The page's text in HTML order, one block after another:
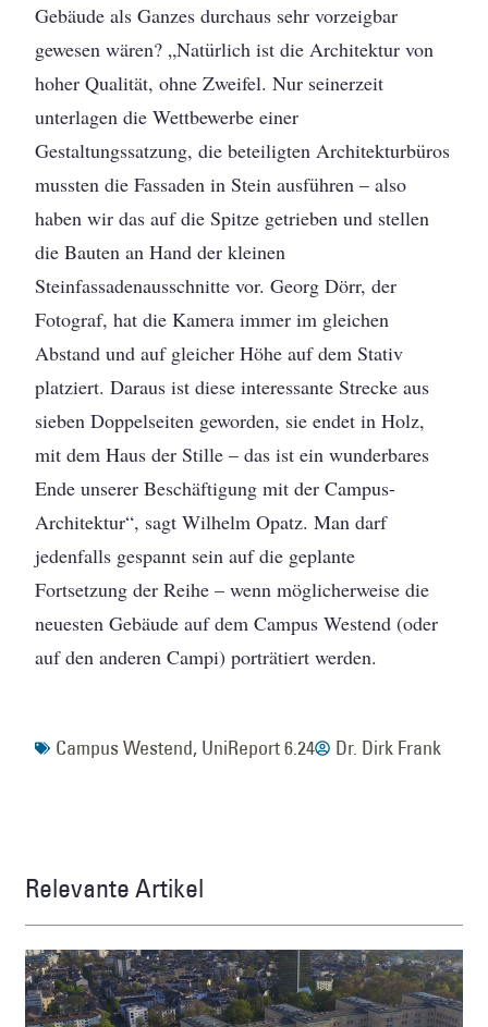
Gebäude als Ganzes durchaus sehr vorzeigbar
gewesen wären? „Natürlich ist die Architektur von
hoher Qualität, ohne Zweifel. Nur seinerzeit
unterlagen die Wettbewerbe einer
Gestaltungssatzung, die beteiligten Architekturbüros
mussten die Fassaden in Stein ausführen – also
haben wir das auf die Spitze getrieben und stellen
die Bauten an Hand der kleinen
Steinfassadenausschnitte vor. Georg Dörr, der
Fotograf, hat die Kamera immer im gleichen
Abstand und auf gleicher Höhe auf dem Stativ
platziert. Daraus ist diese interessante Strecke aus
sieben Doppelseiten geworden, sie endet in Holz,
mit dem Haus der Stille – das ist ein wunderbares
Ende unserer Beschäftigung mit der Campus-
Architektur“, sagt Wilhelm Opatz. Man darf
jedenfalls gespannt sein auf die geplante
Fortsetzung der Reihe – wenn möglicherweise die
neuesten Gebäude auf dem Campus Westend (oder
auf den anderen Campi) porträtiert werden.
Campus Westend, UniReport 6.24 Dr. Dirk Frank
Relevante Artikel